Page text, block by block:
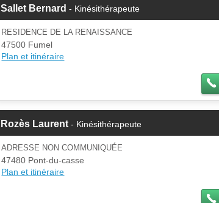
Sallet Bernard - Kinésithérapeute
RESIDENCE DE LA RENAISSANCE
47500 Fumel
Plan et itinéraire
Rozès Laurent - Kinésithérapeute
ADRESSE NON COMMUNIQUÉE
47480 Pont-du-casse
Plan et itinéraire